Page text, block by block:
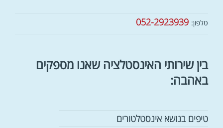
טלפון: 052-2923939
בין שירותי האינסטלציה שאנו מספקים
באהבה:
טיפים בנושא אינסטלטורים